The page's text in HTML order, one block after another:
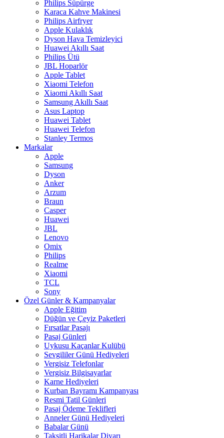
Philips Süpürge
Karaca Kahve Makinesi
Philips Airfryer
Apple Kulaklık
Dyson Hava Temizleyici
Huawei Akıllı Saat
Philips Ütü
JBL Hoparlör
Apple Tablet
Xiaomi Telefon
Xiaomi Akıllı Saat
Samsung Akıllı Saat
Asus Laptop
Huawei Tablet
Huawei Telefon
Stanley Termos
Markalar
Apple
Samsung
Dyson
Anker
Arzum
Braun
Casper
Huawei
JBL
Lenovo
Omix
Philips
Realme
Xiaomi
TCL
Sony
Özel Günler & Kampanyalar
Apple Eğitim
Düğün ve Çeyiz Paketleri
Fırsatlar Pasajı
Pasaj Günleri
Uykusu Kaçanlar Kulübü
Sevgililer Günü Hediyeleri
Vergisiz Telefonlar
Vergisiz Bilgisayarlar
Karne Hediyeleri
Kurban Bayramı Kampanyası
Resmi Tatil Günleri
Pasaj Ödeme Teklifleri
Anneler Günü Hediyeleri
Babalar Günü
Taksitli Harikalar Diyarı